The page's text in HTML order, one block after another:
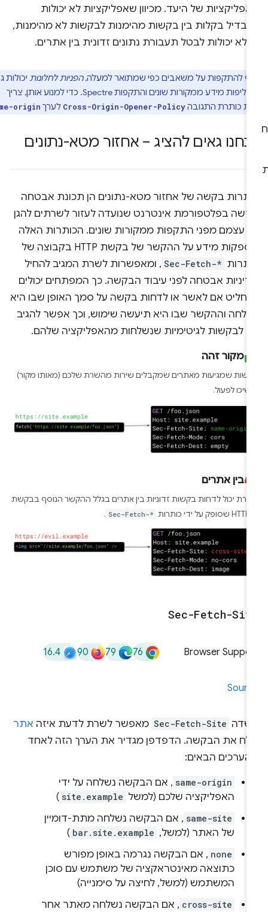
של היעד. מכיוון שאפליקציות לא יכולות
בקלות בין בקשות מהימנות לבקשות לא מהימנות,
לא יכולות לבטל תעבורת נתונים זדונית בין אתרים.
להתקפות על משאבים כפי שמתואר למעלה,הפניות לחלונותיכולות גם
להוביל לדליפות מידע ממקורות שונים והתקפות Spectre. כדי למנוע אותן, צריך
כותרת התגובהCross-Origin-Opener-Policyלערךsame-origin
.
גאים להציג – אחזור מטא-נתונים
בקשה של אחזור מטא-נתונים הן תכונת אבטחה
בפלטפורמת אינטרנט שנועדה לעזור לשרתים להגן
עצמם מפני התקפות ממקורות שונים. הכותרות האלה
מספקות מידע על ההקשר של בקשת HTTP בקבוצה של
Sec-Fetch-* , ומאפשרות לשרת המגיב להחיל
אבטחה לפני עיבוד הבקשה. כך המפתחים יכולים
אם לאשר או לדחות בקשה על סמך האופן שבו היא
וההקשר שבו היא תיעשה שימוש, וכך אפשר להגיב
לבקשות לגיטימיות שנשלחות מהאפליקציה שלהם.
מקור זהה
שמגיעות מאתרים שמקבלים שירות מהשרת שלכם (מאותו מקור)
לפעול.
בין אתרים
יכול לדחות בקשות זדוניות בין אתרים בגלל ההקשר הנוסף בבקשת
Sec-Fetch-*
.
Sec-Fetch-
Browser
76
79
90
16.4
Sec-Fetch-Site מאפשר לשרת לדעת איזהאתר
את הבקשה. הדפדפן מגדיר את הערך הזה לאחד
הבאים:
same-origin , אם הבקשה נשלחה על ידי
האפליקציה שלכם (למשל site.example
)
same-site , אם הבקשה נשלחה מתת-דומיין
של האתר (למשל, bar.site.example
)
none , אם הבקשה נגרמה באופן מפורש
כתוצאה מאינטראקציה של משתמש עם סוכן
המשתמש (למשל, לחיצה על סימנייה)
cross-site , אם הבקשה נשלחה מאתר אחר